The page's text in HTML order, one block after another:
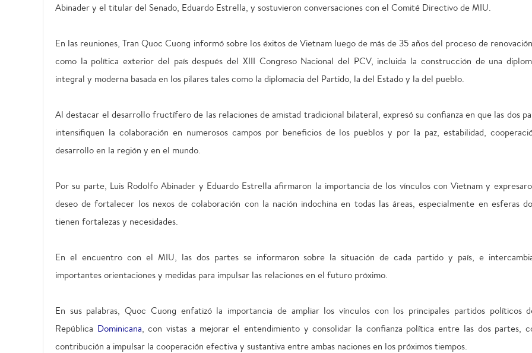
Abinader y el titular del Senado, Eduardo Estrella, y sostuvieron conversaciones con el Comité Directivo de MIU.
En las reuniones, Tran Quoc Cuong informó sobre los éxitos de Vietnam luego de más de 35 años del proceso de
como la política exterior del país después del XIII Congreso Nacional del PCV, incluida la construcción de una
integral y moderna basada en los pilares tales como la diplomacia del Partido, la del Estado y la del pueblo.
Al destacar el desarrollo fructífero de las relaciones de amistad tradicional bilateral, expresó su confianza en que las dos
intensifiquen la colaboración en numerosos campos por beneficios de los pueblos y por la paz, estabilidad,
desarrollo en la región y en el mundo.
Por su parte, Luis Rodolfo Abinader y Eduardo Estrella afirmaron la importancia de los vínculos con Vietnam y
deseo de fortalecer los nexos de colaboración con la nación indochina en todas las áreas, especialmente en esferas
tienen fortalezas y necesidades.
En el encuentro con el MIU, las dos partes se informaron sobre la situación de cada partido y país, e
importantes orientaciones y medidas para impulsar las relaciones en el futuro próximo.
En sus palabras, Quoc Cuong enfatizó la importancia de ampliar los vínculos con los principales partidos políticos
República Dominicana, con vistas a mejorar el entendimiento y consolidar la confianza política entre las dos partes,
contribución a impulsar la cooperación efectiva y sustantiva entre ambas naciones en los próximos tiempos.